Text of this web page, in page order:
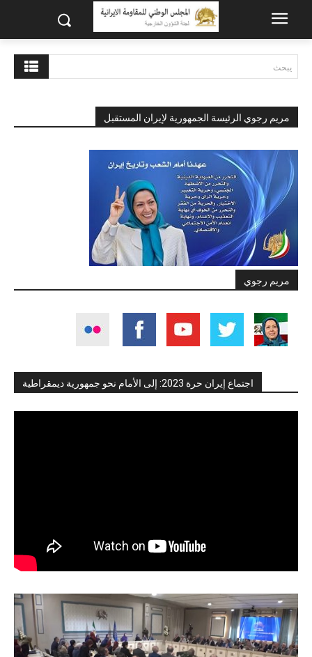
يبحث
مريم رجوي الرئيسة الجمهورية لإيران المستقبل
مريم رجوي
اجتماع إيران حرة 2023: إلى الأمام نحو جمهورية ديمقراطية